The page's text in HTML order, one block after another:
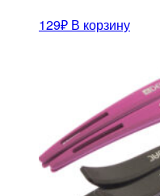
129₽ В корзину